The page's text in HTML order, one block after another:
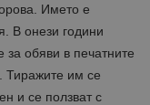
Името е
В онези години
за обяви в печатните
Тиражите им се
и се ползват с